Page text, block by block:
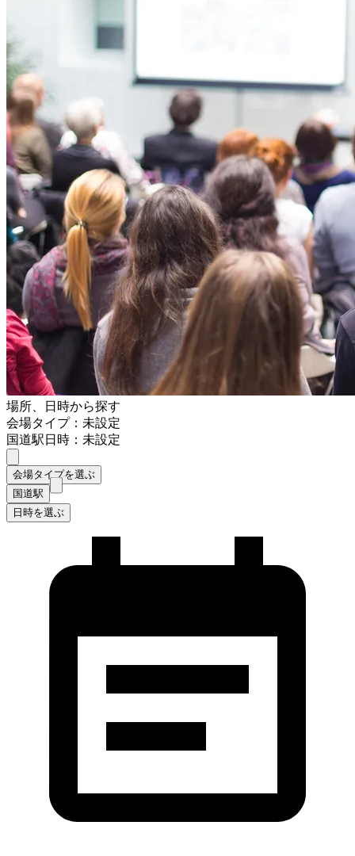
場所、日時から探す
会場タイプ：未設定
国道駅日時：未設定
会場タイプを選ぶ
国道駅
日時を選ぶ